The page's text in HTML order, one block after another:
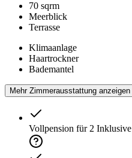
70 sqrm
Meerblick
Terrasse
Klimaanlage
Haartrockner
Bademantel
Mehr Zimmerausstattung anzeigen
Vollpension für 2 Inklusive